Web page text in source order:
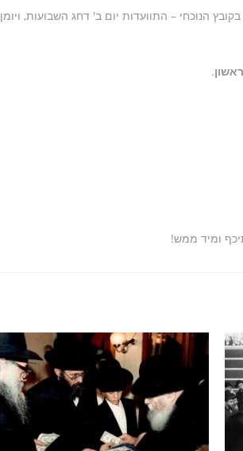
הנוכחי – התוועדות יום ב' דחג השבועות, ויומן
.
ומיד ממש!